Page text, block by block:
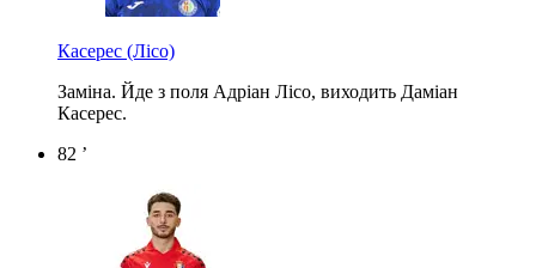
Касерес (Лісо)
Заміна. Йде з поля Адріан Лісо, виходить Даміан
Касерес.
82 ’